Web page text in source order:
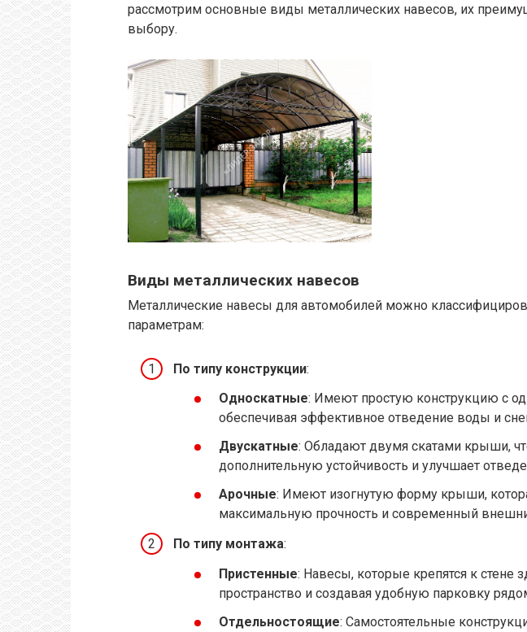
рассмотрим основные виды металлических навесов, их
выбору.
Виды металлических навесов
Металлические навесы для автомобилей можно
параметрам:
По типу конструкции:
Односкатные: Имеют простую конструкцию с
обеспечивая эффективное отведение воды и
Двускатные: Обладают двумя скатами крыши,
дополнительную устойчивость и улучшает
Арочные: Имеют изогнутую форму крыши,
максимальную прочность и современный
По типу монтажа:
Пристенные: Навесы, которые крепятся к стене
пространство и создавая удобную парковку
Отдельностоящие: Самостоятельные